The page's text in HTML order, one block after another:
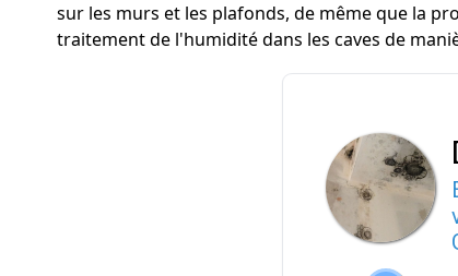
sur les murs et les plafonds, de même que la
traitement de l'humidité dans les caves de